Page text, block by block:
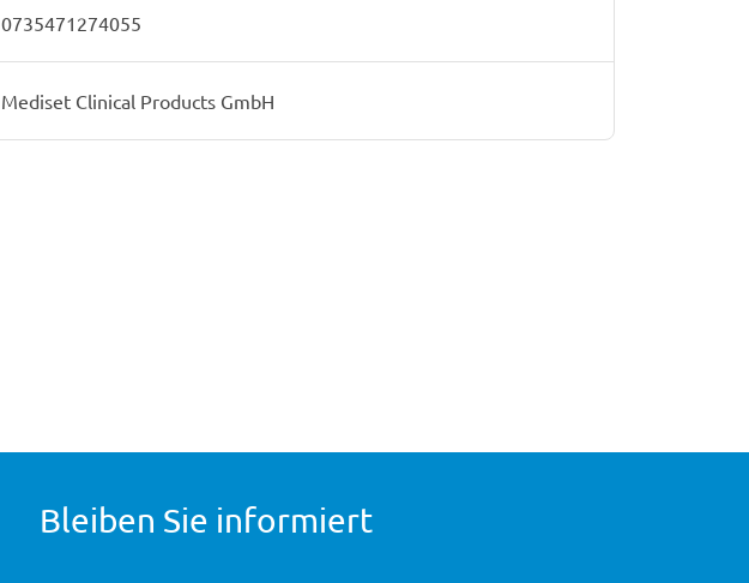
0735471274055
Mediset Clinical Products GmbH
Bleiben Sie informiert